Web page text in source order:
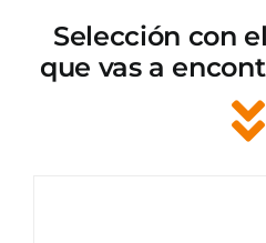
Selección con
que vas a